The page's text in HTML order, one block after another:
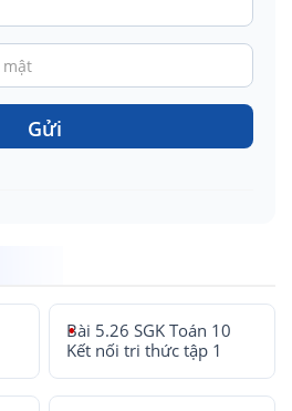
Gửi
Bài 5.26 SGK Toán 10
Kết nối tri thức tập 1